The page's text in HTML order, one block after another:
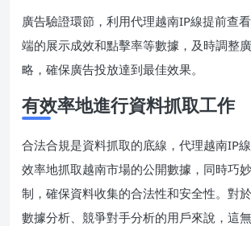
廣告驗證環節，利用代理越南IP線提前查
端的展示成效和點擊率等數據，及時調整
略，確保廣告投放達到最佳效果。
有效率地進行資料抓取工作
合法合規是資料抓取的底線，代理越南IP
效率地抓取越南市場的公開數據，同時巧
制，確保資料收集的合法性和安全性。對於
數據分析、競爭對手分析的用戶來說，這